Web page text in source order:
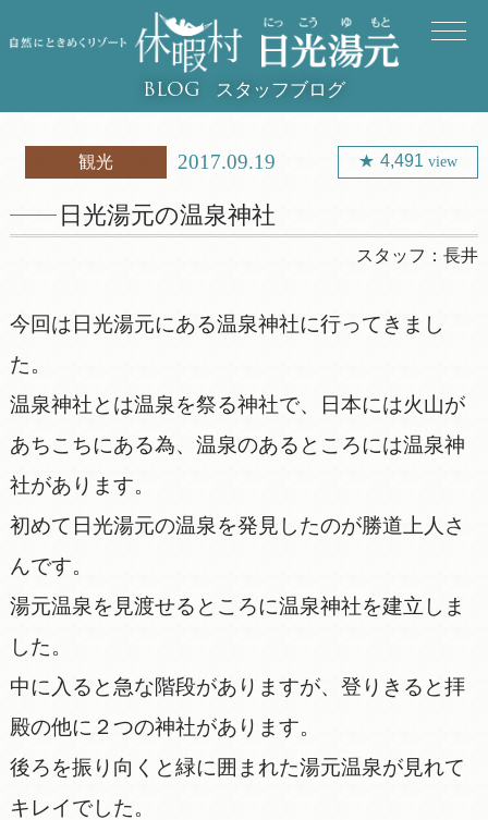
BLOG スタッフブログ
観光 2017.09.19 4,491view
日光湯元の温泉神社
スタッフ：長井
今回は日光湯元にある温泉神社に行ってきまし
た。
温泉神社とは温泉を祭る神社で、日本には火山が
あちこちにある為、温泉のあるところには温泉神
社があります。
初めて日光湯元の温泉を発見したのが勝道上人さ
んです。
湯元温泉を見渡せるところに温泉神社を建立しま
した。
中に入ると急な階段がありますが、登りきると拝
殿の他に２つの神社があります。
後ろを振り向くと緑に囲まれた湯元温泉が見れて
キレイでした。